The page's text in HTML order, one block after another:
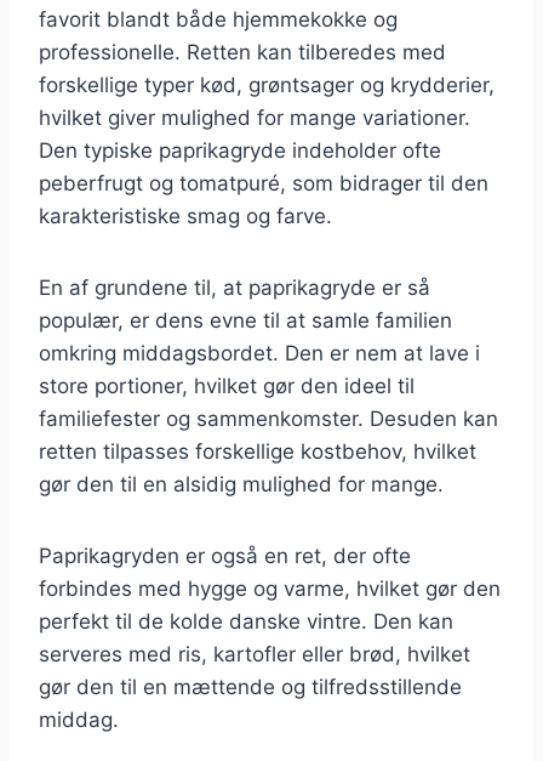
favorit blandt både hjemmekokke og
professionelle. Retten kan tilberedes med
forskellige typer kød, grøntsager og krydderier,
hvilket giver mulighed for mange variationer.
Den typiske paprikagryde indeholder ofte
peberfrugt og tomatpuré, som bidrager til den
karakteristiske smag og farve.
En af grundene til, at paprikagryde er så
populær, er dens evne til at samle familien
omkring middagsbordet. Den er nem at lave i
store portioner, hvilket gør den ideel til
familiefester og sammenkomster. Desuden kan
retten tilpasses forskellige kostbehov, hvilket
gør den til en alsidig mulighed for mange.
Paprikagryden er også en ret, der ofte
forbindes med hygge og varme, hvilket gør den
perfekt til de kolde danske vintre. Den kan
serveres med ris, kartofler eller brød, hvilket
gør den til en mættende og tilfredsstillende
middag.